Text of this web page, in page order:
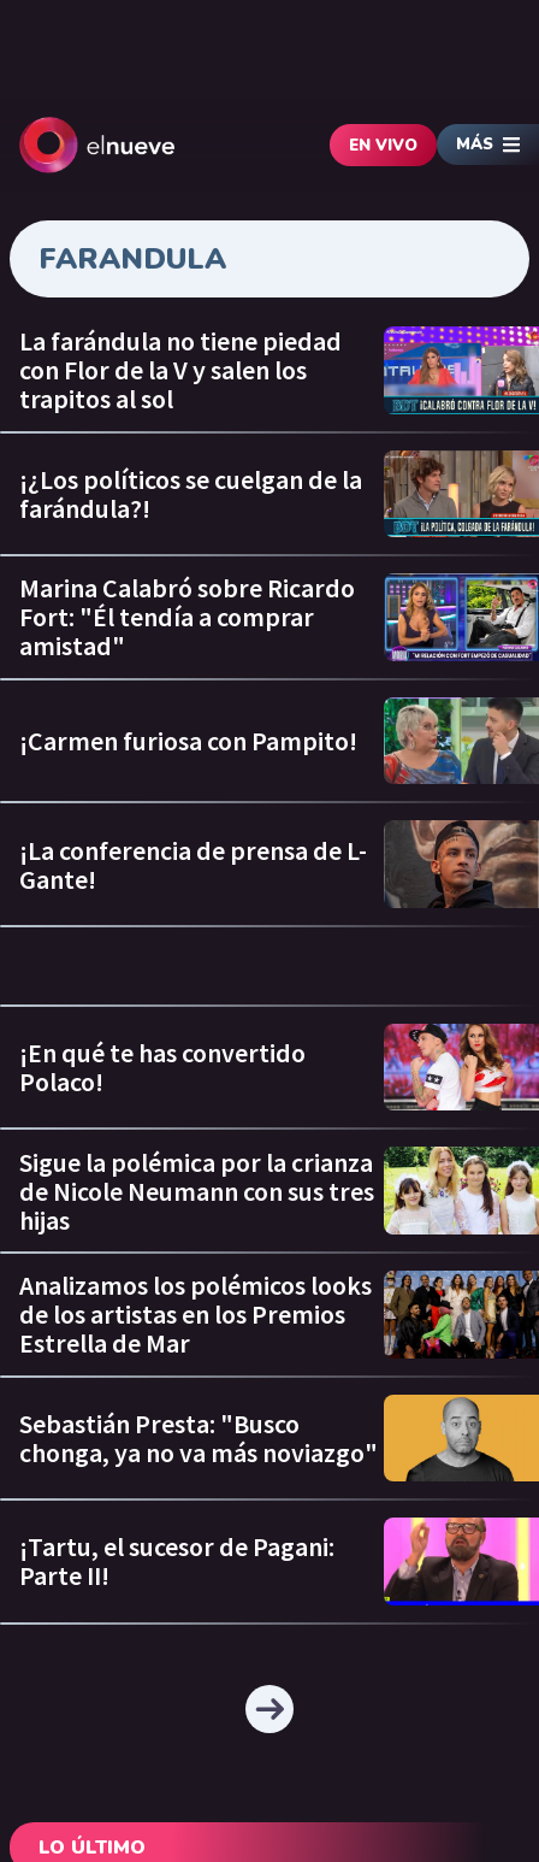
EN VIVO MÁS
FARANDULA
La farándula no tiene piedad
con Flor de la V y salen los
trapitos al sol
¡¿Los políticos se cuelgan de la
farándula?!
Marina Calabró sobre Ricardo
Fort: "Él tendía a comprar
amistad"
¡Carmen furiosa con Pampito!
¡La conferencia de prensa de L-
Gante!
¡En qué te has convertido
Polaco!
Sigue la polémica por la crianza
de Nicole Neumann con sus tres
hijas
Analizamos los polémicos looks
de los artistas en los Premios
Estrella de Mar
Sebastián Presta: "Busco
chonga, ya no va más noviazgo"
¡Tartu, el sucesor de Pagani:
Parte II!
LO ÚLTIMO